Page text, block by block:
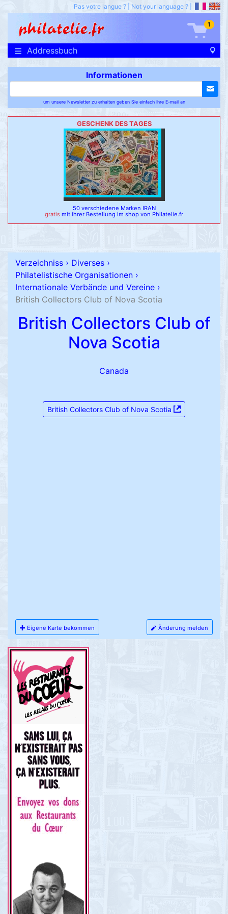
Pas votre langue ? Not your language ?
1
Addressbuch
Informationen
um unsere Newsletter zu erhalten geben Sie einfach Ihre E-mail an
GESCHENK DES TAGES
50 verschiedene Marken IRAN
gratis mit ihrer Bestellung im shop von Philatelie.fr
Verzeichniss › Diverses ›
Philatelistische Organisationen ›
Internationale Verbände und Vereine ›
British Collectors Club of Nova Scotia
British Collectors Club of
Nova Scotia
Canada
British Collectors Club of Nova Scotia
Eigene Karte bekommen Änderung melden